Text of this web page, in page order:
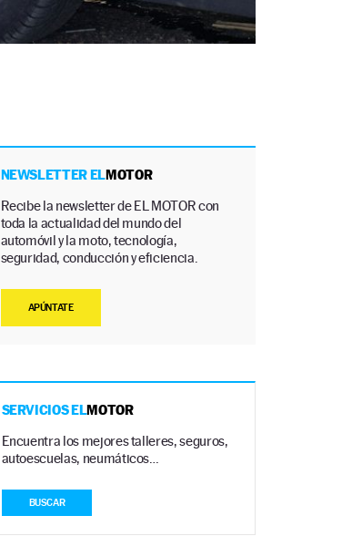
NEWSLETTER ELMOTOR
Recibe la newsletter de EL MOTOR con
toda la actualidad del mundo del
automóvil y la moto, tecnología,
seguridad, conducción y eficiencia.
APÚNTATE
SERVICIOS ELMOTOR
Encuentra los mejores talleres, seguros,
autoescuelas, neumáticos…
BUSCAR